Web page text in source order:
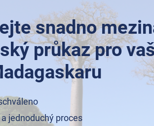
snadno
průkaz pro
a jednoduchý proces